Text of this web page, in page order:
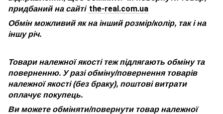
придбаний на сайті the-real.com.ua
Обмін можливий як на інший розмір/колір, так і на
іншу річ.
Товари належної якості теж підлягають обміну та
поверненню. У разі обміну/повернення товарів
належної якості (без браку), поштові витрати
оплачує покупець.
Ви можете обміняти/повернути товар належної